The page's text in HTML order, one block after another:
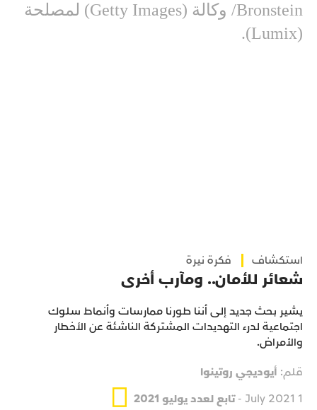
Bronstein/ وكالة (Getty Images) لمصلحة
(Lumix).
استكشاف فكرة نيرة
شعائر للأمان.. ومآرب أخرى
يشير بحث جديد إلى أننا طورنا ممارسات وأنماط سلوك
اجتماعية لدرء التهديدات المشتركة الناشئة عن الأخطار
والأمراض.
قلم: أيوديجي روتينوا
1 July 2021 -
تابع لعدد يوليو 2021